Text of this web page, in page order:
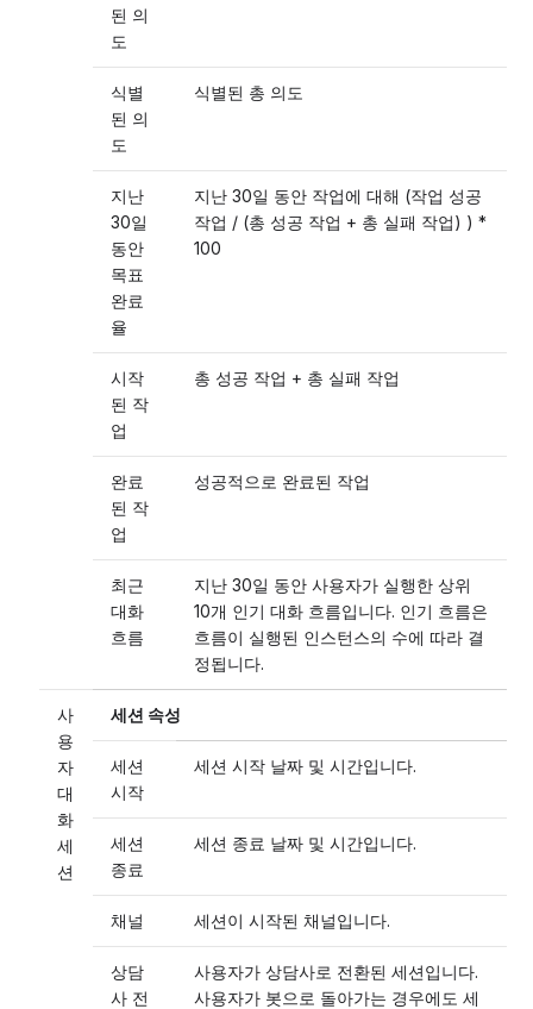
된 의
도
식별
된 의
도
식별된 총 의도
지난
30일
동안
목표
완료
율
지난 30일 동안 작업에 대해 (작업 성공
작업 / (총 성공 작업 + 총 실패 작업) ) *
100
시작
된 작
업
총 성공 작업 + 총 실패 작업
완료
된 작
업
성공적으로 완료된 작업
최근
대화
흐름
지난 30일 동안 사용자가 실행한 상위
10개 인기 대화 흐름입니다. 인기 흐름은
흐름이 실행된 인스턴스의 수에 따라 결
정됩니다.
사
용
자
대
화
세
션
세션 속성
세션
시작
세션 시작 날짜 및 시간입니다.
세션
종료
세션 종료 날짜 및 시간입니다.
채널 세션이 시작된 채널입니다.
상담
사 전
사용자가 상담사로 전환된 세션입니다.
사용자가 봇으로 돌아가는 경우에도 세